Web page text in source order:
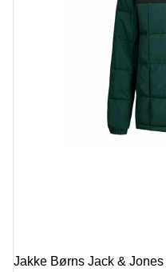
Jakke Børns Jack &